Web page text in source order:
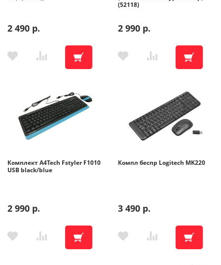
2 490 р.
(52118)
2 990 р.
Комплект A4Tech Fstyler F1010
USB black/blue
2 990 р.
Компл беспр Logitech MK220
3 490 р.